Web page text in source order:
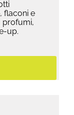
flaconi e
profumi,
up.